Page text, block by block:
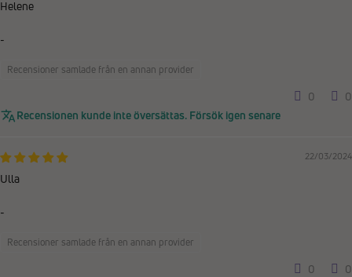
Helene
-
Recensioner samlade från en annan provider
0
0
Recensionen kunde inte översättas. Försök igen senare
22/03/2024
Ulla
-
Recensioner samlade från en annan provider
0
0